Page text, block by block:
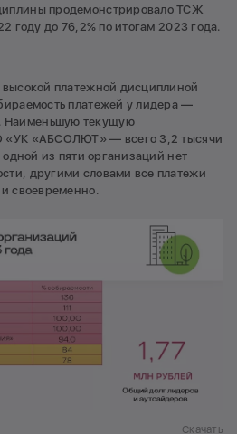
продемонстрировало ТСЖ
году до 76,2% по итогам 2023 года.
платежной дисциплиной
платежей у лидера —
текущую
«УК «АБСОЛЮТ» — всего 3,2 тысячи
из пяти организаций нет
другими словами все платежи
своевременно.
Скачать